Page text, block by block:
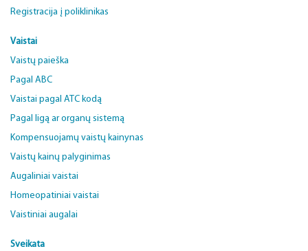
Registracija į poliklinikas
Vaistai
Vaistų paieška
Pagal ABC
Vaistai pagal ATC kodą
Pagal ligą ar organų sistemą
Kompensuojamų vaistų kainynas
Vaistų kainų palyginimas
Augaliniai vaistai
Homeopatiniai vaistai
Vaistiniai augalai
Sveikata